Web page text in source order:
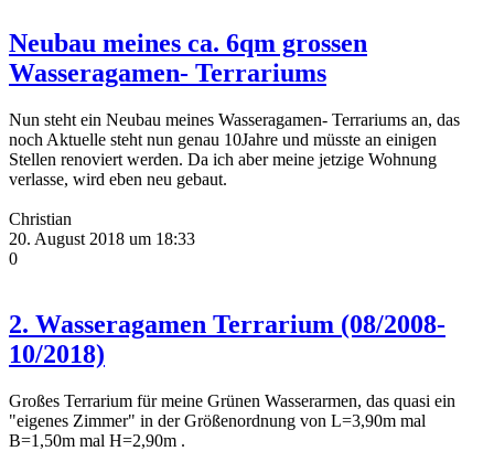
Neubau meines ca. 6qm grossen
Wasseragamen- Terrariums
Nun steht ein Neubau meines Wasseragamen- Terrariums an, das
noch Aktuelle steht nun genau 10Jahre und müsste an einigen
Stellen renoviert werden. Da ich aber meine jetzige Wohnung
verlasse, wird eben neu gebaut.
Christian
20. August 2018 um 18:33
0
2. Wasseragamen Terrarium (08/2008-
10/2018)
Großes Terrarium für meine Grünen Wasserarmen, das quasi ein
"eigenes Zimmer" in der Größenordnung von L=3,90m mal
B=1,50m mal H=2,90m .